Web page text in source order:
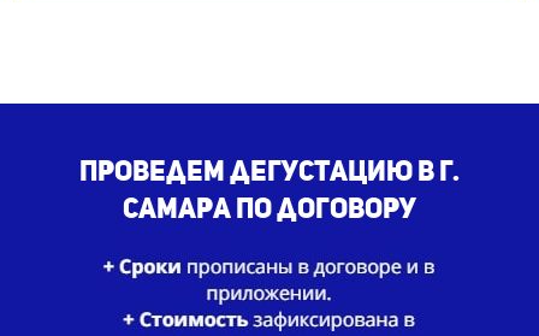
Проведем дегустацию в г.
Самара по договору